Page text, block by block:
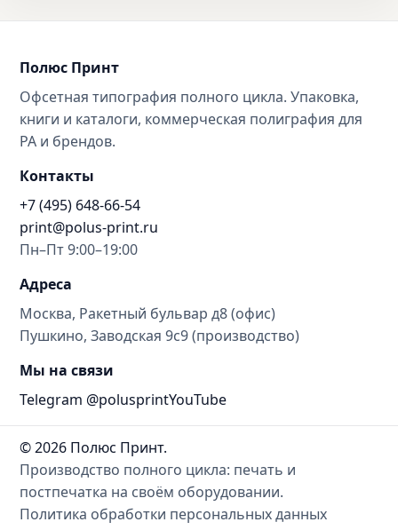
Полюс Принт
Офсетная типография полного цикла. Упаковка,
книги и каталоги, коммерческая полиграфия для
РА и брендов.
Контакты
+7 (495) 648-66-54
print@polus-print.ru
Пн–Пт 9:00–19:00
Адреса
Москва, Ракетный бульвар д8 (офис)
Пушкино, Заводская 9с9 (производство)
Мы на связи
Telegram @polusprintYouTube
© 2026 Полюс Принт.
Производство полного цикла: печать и
постпечатка на своём оборудовании.
Политика обработки персональных данных